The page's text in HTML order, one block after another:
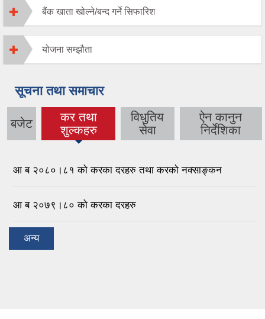
बैंक खाता खोल्ने/बन्द गर्ने सिफारिश
योजना सम्झौता
सूचना तथा समाचार
बजेट
कर तथा
शुल्कहरु
विधुतिय
सेवा
ऐन कानुन
निर्देशिका
आ ब २०८०।८१ को करका दरहरु तथा करको नक्साङ्कन
आ ब २०७९।८० को करका दरहरु
अन्य